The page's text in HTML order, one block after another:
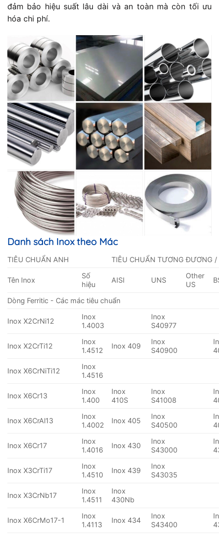
đảm bảo hiệu suất lâu dài và an toàn mà còn tối ưu
hóa chi phí.
Danh sách Inox theo Mác
TIÊU CHUẨN ANH TIÊU CHUẨN TƯƠNG ĐƯƠNG /
Tên Inox
Số
hiệu
AISI UNS
Other
US
Dòng Ferritic - Các mác tiêu chuẩn
Inox X2CrNi12
Inox
1.4003
Inox
S40977
Inox X2CrTi12
Inox
1.4512
Inox 409
Inox
S40900
Inox X6CrNiTi12
Inox
1.4516
Inox X6Cr13
Inox
1.400
Inox
410S
Inox
S41008
Inox X6CrAl13
Inox
1.4002
Inox 405
Inox
S40500
Inox X6Cr17
Inox
1.4016
Inox 430
Inox
S43000
Inox X3CrTi17
Inox
1.4510
Inox 439
Inox
S43035
Inox X3CrNb17
Inox
1.4511
Inox
430Nb
Inox X6CrMo17-1
Inox
1.4113
Inox 434
Inox
S43400